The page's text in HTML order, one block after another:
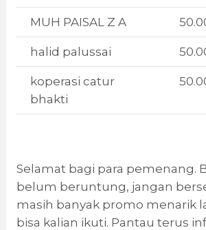
MUH PAISAL Z A
halid palussai
koperasi catur
bhakti
Selamat bagi para pemenang.
belum beruntung, jangan
masih banyak promo menarik
bisa kalian ikuti. Pantau terus